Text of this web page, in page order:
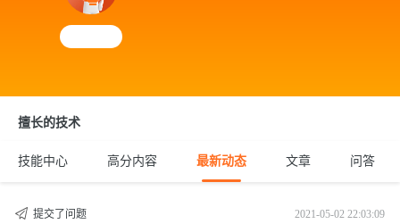
擅长的技术
技能中心 高分内容 最新动态 文章 问答
提交了问题 2021-05-02 22:03:09